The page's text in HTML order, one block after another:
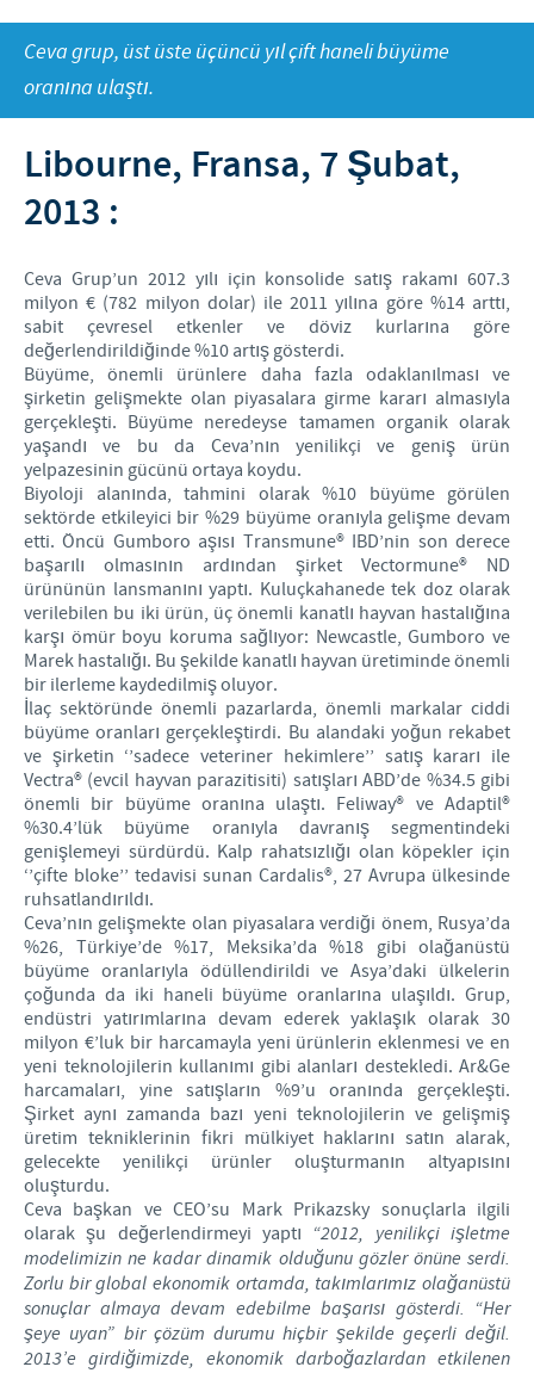
Kalite Politikamız
Ar & Ge
Üretim
Dünyada Ceva
Pet
Dünyayı Beslemek
Mutlu İnsanlar ve Hayvanlar
Ceva ve Toplum
Ticari ve Bilimsel Ortaklıklar
İNSAN KAYNAKLARI
İş Alanlarımız
Başvuru ve İşe Alım Süreci
İLETİŞİM VE KİŞİSEL VERİ
İŞLEMLERİ
Kanatlı Saha Ekibi
Ruminant Saha Ekibi
Kişisel Veri İşlemleri : Genel Aydınlatma Beyânı
Kişisel Veri İşlemleri : Müşteri Aydınlatma Beyânı
Kişisel Veri İşlemleri : İşitsel Kayıt Verileri
Kişisel Veri İşlemleri : Ziyaretçi Ve İş İlişkileri
Aydınlatma Metni
Ceva grup, üst üste üçüncü yıl çift haneli büyüme
oranına ulaştı.
Libourne, Fransa, 7 Şubat,
2013 :
Ceva Grup’un 2012 yılı için konsolide satış rakamı 607.3
milyon € (782 milyon dolar) ile 2011 yılına göre %14 arttı,
sabit çevresel etkenler ve döviz kurlarına göre
değerlendirildiğinde %10 artış gösterdi.
Büyüme, önemli ürünlere daha fazla odaklanılması ve
şirketin gelişmekte olan piyasalara girme kararı almasıyla
gerçekleşti. Büyüme neredeyse tamamen organik olarak
yaşandı ve bu da Ceva’nın yenilikçi ve geniş ürün
yelpazesinin gücünü ortaya koydu.
Biyoloji alanında, tahmini olarak %10 büyüme görülen
sektörde etkileyici bir %29 büyüme oranıyla gelişme devam
etti. Öncü Gumboro aşısı Transmune® IBD’nin son derece
başarılı olmasının ardından şirket Vectormune® ND
ürününün lansmanını yaptı. Kuluçkahanede tek doz olarak
verilebilen bu iki ürün, üç önemli kanatlı hayvan hastalığına
karşı ömür boyu koruma sağlıyor: Newcastle, Gumboro ve
Marek hastalığı. Bu şekilde kanatlı hayvan üretiminde önemli
bir ilerleme kaydedilmiş oluyor.
İlaç sektöründe önemli pazarlarda, önemli markalar ciddi
büyüme oranları gerçekleştirdi. Bu alandaki yoğun rekabet
ve şirketin ‘’sadece veteriner hekimlere’’ satış kararı ile
Vectra® (evcil hayvan parazitisiti) satışları ABD’de %34.5 gibi
önemli bir büyüme oranına ulaştı. Feliway® ve Adaptil®
%30.4’lük büyüme oranıyla davranış segmentindeki
genişlemeyi sürdürdü. Kalp rahatsızlığı olan köpekler için
‘’çifte bloke’’ tedavisi sunan Cardalis®, 27 Avrupa ülkesinde
ruhsatlandırıldı.
Ceva’nın gelişmekte olan piyasalara verdiği önem, Rusya’da
%26, Türkiye’de %17, Meksika’da %18 gibi olağanüstü
büyüme oranlarıyla ödüllendirildi ve Asya’daki ülkelerin
çoğunda da iki haneli büyüme oranlarına ulaşıldı. Grup,
endüstri yatırımlarına devam ederek yaklaşık olarak 30
milyon €’luk bir harcamayla yeni ürünlerin eklenmesi ve en
yeni teknolojilerin kullanımı gibi alanları destekledi. Ar&Ge
harcamaları, yine satışların %9’u oranında gerçekleşti.
Şirket aynı zamanda bazı yeni teknolojilerin ve gelişmiş
üretim tekniklerinin fikri mülkiyet haklarını satın alarak,
gelecekte yenilikçi ürünler oluşturmanın altyapısını
oluşturdu.
Ceva başkan ve CEO’su Mark Prikazsky sonuçlarla ilgili
olarak şu değerlendirmeyi yaptı “2012, yenilikçi işletme
modelimizin ne kadar dinamik olduğunu gözler önüne serdi.
Zorlu bir global ekonomik ortamda, takımlarımız olağanüstü
sonuçlar almaya devam edebilme başarısı gösterdi. “Her
şeye uyan” bir çözüm durumu hiçbir şekilde geçerli değil.
2013’e girdiğimizde, ekonomik darboğazlardan etkilenen